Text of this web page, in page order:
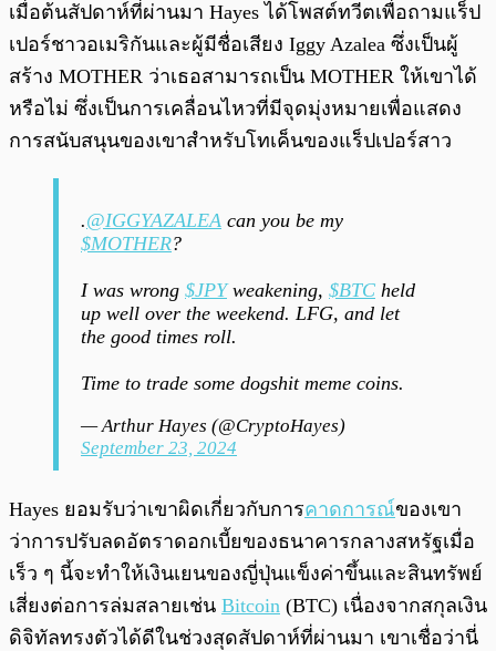
เมื่อต้นสัปดาห์ที่ผ่านมา Hayes ได้โพสต์ทวีตเพื่อถามแร็ป
เปอร์ชาวอเมริกันและผู้มีชื่อเสียง Iggy Azalea ซึ่งเป็นผู้
สร้าง MOTHER ว่าเธอสามารถเป็น MOTHER ให้เขาได้
หรือไม่ ซึ่งเป็นการเคลื่อนไหวที่มีจุดมุ่งหมายเพื่อแสดง
การสนับสนุนของเขาสำหรับโทเค็นของแร็ปเปอร์สาว
.@IGGYAZALEA can you be my
$MOTHER?
I was wrong $JPYweakening, $BTC held
up well over the weekend. LFG, and let
the good times roll.
Time to trade some dogshit meme coins.
— Arthur Hayes (@CryptoHayes)
September 23, 2024
Hayes ยอมรับว่าเขาผิดเกี่ยวกับการคาดการณ์ของเขา
ว่าการปรับลดอัตราดอกเบี้ยของธนาคารกลางสหรัฐเมื่อ
เร็ว ๆ นี้จะทำให้เงินเยนของญี่ปุ่นแข็งค่าขึ้นและสินทรัพย์
เสี่ยงต่อการล่มสลายเช่น Bitcoin (BTC) เนื่องจากสกุลเงิน
ดิจิทัลทรงตัวได้ดีในช่วงสุดสัปดาห์ที่ผ่านมา เขาเชื่อว่านี่